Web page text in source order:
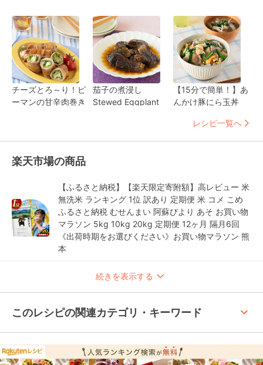
チーズとろ～り！ピ
ーマンの甘辛肉巻き
茄子の煮浸し
Stewed Eggplant
【15分で簡単！】あ
んかけ豚にら玉丼
レシピ一覧へ
楽天市場の商品
【ふるさと納税】【楽天限定寄附額】高レビュー 米
無洗米 ランキング 1位 訳あり 定期便 米 コメ こめ
ふるさと納税 むせんまい 阿蘇びより あそ お買い物
マラソン 5kg 10kg 20kg 定期便 12ヶ月 隔月6回
《出荷時期をお選びください》お買い物マラソン 熊
本
続きを表示する
このレシピの関連カテゴリ・キーワード keyboard_arrow_up